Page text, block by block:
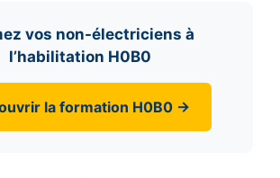
vos non-électriciens à
l’habilitation H0B0
la formation H0B0 →